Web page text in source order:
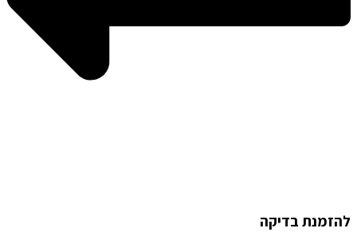
להזמנת בדיקה